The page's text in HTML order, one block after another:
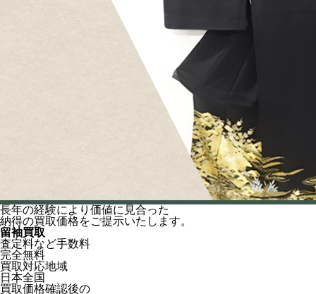
長年の経験により 価値に見合った
納得の買取価格をご提示いたします。
留袖買取
査定料など手数料
完全無料
買取対応地域
日本全国
買取価格確認後の